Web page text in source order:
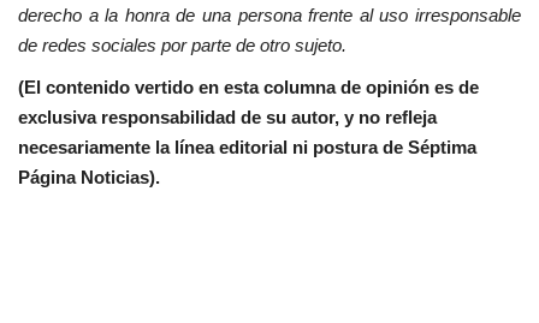
derecho a la honra de una persona frente al uso irresponsable
de redes sociales por parte de otro sujeto.
(El contenido vertido en esta columna de opinión es de
exclusiva responsabilidad de su autor, y no refleja
necesariamente la línea editorial ni postura de Séptima
Página Noticias).